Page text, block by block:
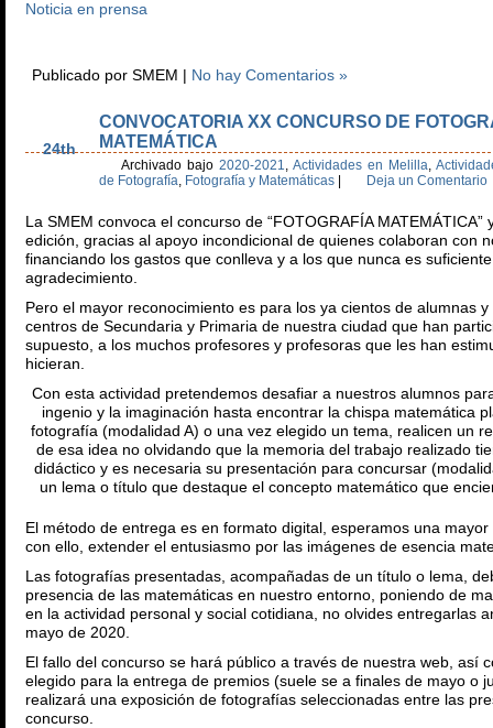
Noticia en prensa
Publicado por SMEM | No hay Comentarios »
24th
CONVOCATORIA XX CONCURSO DE
MATEMÁTICA
Archivado bajo 2020-2021, Actividades en Melilla,
de Fotografía, Fotografía y Matemáticas Deja un Comentario
La SMEM convoca el concurso de “FOTOGRAFÍA MATEMÁTICA”
edición, gracias al apoyo incondicional de quienes colaboran con
financiando los gastos que conlleva y a los que nunca es
agradecimiento.
Pero el mayor reconocimiento es para los ya cientos de alumnas
centros de Secundaria y Primaria de nuestra ciudad que han
supuesto, a los muchos profesores y profesoras que les han
hicieran.
Con esta actividad pretendemos desafiar a nuestros alumnos
ingenio y la imaginación hasta encontrar la chispa matemática
fotografía (modalidad A) o una vez elegido un tema, realicen un
de esa idea no olvidando que la memoria del trabajo realizado
didáctico y es necesaria su presentación para concursar
un lema o título que destaque el concepto matemático que
El método de entrega es en formato digital, esperamos una
con ello, extender el entusiasmo por las imágenes de esencia
Las fotografías presentadas, acompañadas de un título o lema,
presencia de las matemáticas en nuestro entorno, poniendo de
en la actividad personal y social cotidiana, no olvides entregarlas
mayo de 2020.
El fallo del concurso se hará público a través de nuestra web, así
elegido para la entrega de premios (suele se a finales de mayo o
realizará una exposición de fotografías seleccionadas entre las
concurso.